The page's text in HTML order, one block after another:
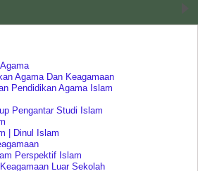
Agama Dan Keagamaan
Pendidikan Agama Islam
Pengantar Studi Islam
| Dinul Islam
Perspektif Islam
Luar Sekolah